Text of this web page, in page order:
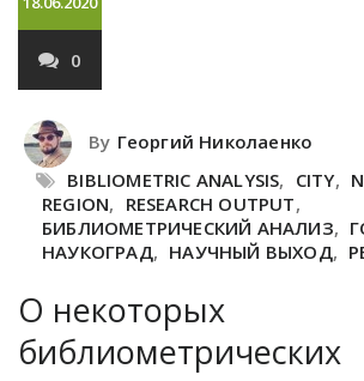
0
By Георгий Николаенко
BIBLIOMETRIC ANALYSIS, CITY,
REGION, RESEARCH OUTPUT,
БИБЛИОМЕТРИЧЕСКИЙ АНАЛИЗ,
НАУКОГРАД, НАУЧНЫЙ ВЫХОД,
О некоторых
библиометрических